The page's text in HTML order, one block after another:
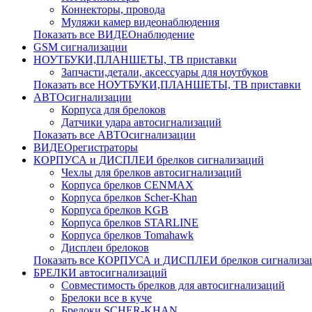
Коннекторы, провода
Муляжи камер видеонаблюдения
Показать все ВИДЕОнаблюдение
GSM сигнализации
НОУТБУКИ,ПЛАНШЕТЫ, ТВ приставки
Запчасти,детали, аксессуары для ноутбуков
Показать все НОУТБУКИ,ПЛАНШЕТЫ, ТВ приставки
АВТОсигнализации
Корпуса для брелоков
Датчики удара автосигнализаций
Показать все АВТОсигнализации
ВИДЕОрегистраторы
КОРПУСА и ДИСПЛЕИ брелков сигнализаций
Чехлы для брелков автосигнализаций
Корпуса брелков CENMAX
Корпуса брелков Scher-Khan
Корпуса брелков KGB
Корпуса брелков STARLINE
Корпуса брелков Tomahawk
Дисплеи брелоков
Показать все КОРПУСА и ДИСПЛЕИ брелков
БРЕЛКИ автосигнализаций
Совместимость брелков для автосигнализаций
Брелоки все в куче